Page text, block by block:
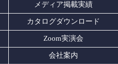
メディア掲載実績
カタログダウンロード
Zoom実演会
会社案内